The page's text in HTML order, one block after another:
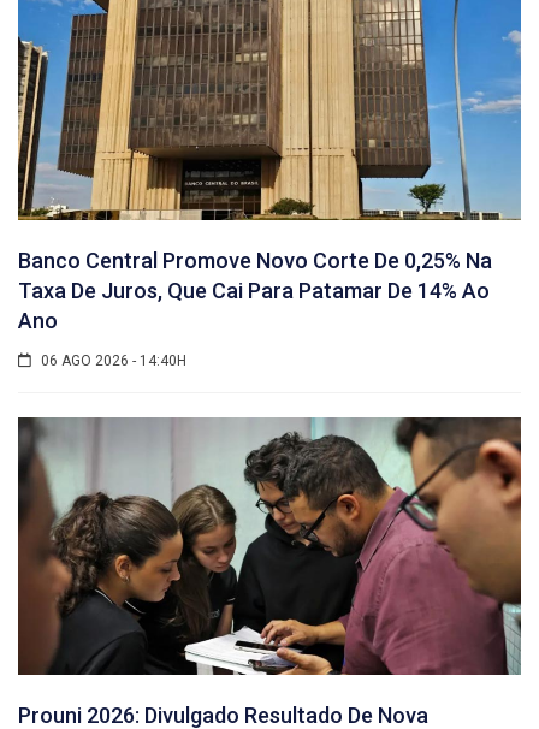
Banco Central Promove Novo Corte De 0,25% Na
Taxa De Juros, Que Cai Para Patamar De 14% Ao
Ano
06 AGO 2026 - 14:40H
Prouni 2026: Divulgado Resultado De Nova